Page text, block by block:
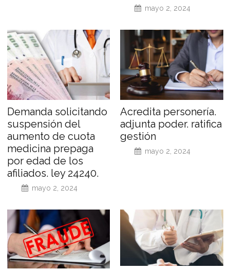
mayo 2, 2024
Demanda solicitando
suspensión del
aumento de cuota
medicina prepaga
por edad de los
afiliados. ley 24240.
mayo 2, 2024
Acredita personería.
adjunta poder. ratifica
gestión
mayo 2, 2024